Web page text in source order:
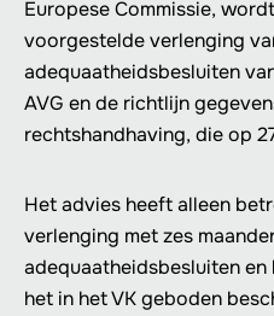
Europese Commissie,
voorgestelde verlenging
adequaatheidsbesluiten
AVG en de richtlijn
rechtshandhaving, die op
Het advies heeft alleen
verlenging met zes
adequaatheidsbesluiten
het in het VK geboden